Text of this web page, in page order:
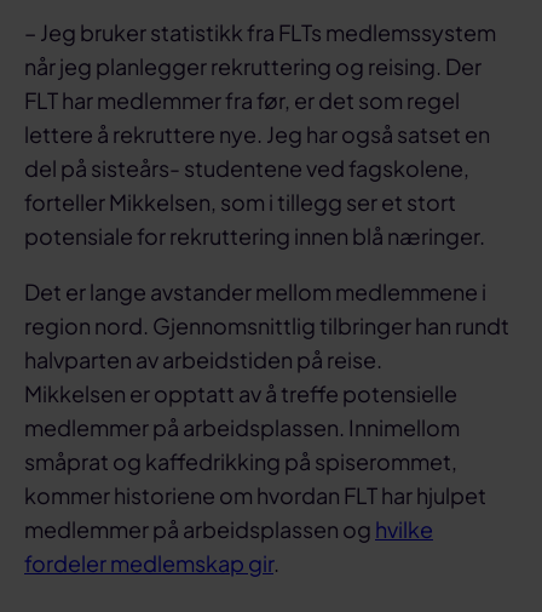
– Jeg bruker statistikk fra FLTs medlemssystem
når jeg planlegger rekruttering og reising. Der
FLT har medlemmer fra før, er det som regel
lettere å rekruttere nye. Jeg har også satset en
del på sisteårs- studentene ved fagskolene,
forteller Mikkelsen, som i tillegg ser et stort
potensiale for rekruttering innen blå næringer.
Det er lange avstander mellom medlemmene i
region nord. Gjennomsnittlig tilbringer han rundt
halvparten av arbeidstiden på reise.
Mikkelsen er opptatt av å treffe potensielle
medlemmer på arbeidsplassen. Innimellom
småprat og kaffedrikking på spiserommet,
kommer historiene om hvordan FLT har hjulpet
medlemmer på arbeidsplassen og hvilke
fordeler medlemskap gir.